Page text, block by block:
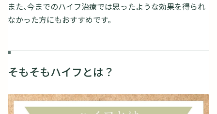
また、今までのハイフ治療では思ったような効果を得られ
なかった方にもおすすめです。
そもそもハイフとは？